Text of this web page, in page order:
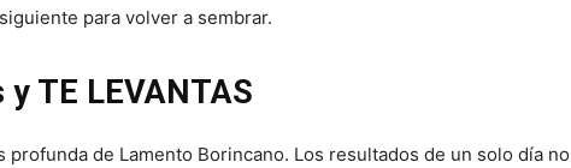
para volver a sembrar.
TE LEVANTAS
profunda de Lamento Borincano. Los resultados de un solo día no